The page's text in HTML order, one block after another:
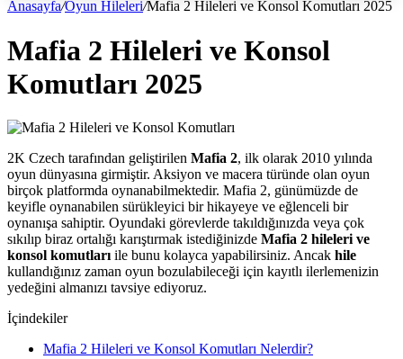
Anasayfa/Oyun Hileleri/Mafia 2 Hileleri ve Konsol Komutları 2025
Mafia 2 Hileleri ve Konsol
Komutları 2025
2K Czech tarafından geliştirilen Mafia 2, ilk olarak 2010 yılında
oyun dünyasına girmiştir. Aksiyon ve macera türünde olan oyun
birçok platformda oynanabilmektedir. Mafia 2, günümüzde de
keyifle oynanabilen sürükleyici bir hikayeye ve eğlenceli bir
oynanışa sahiptir. Oyundaki görevlerde takıldığınızda veya çok
sıkılıp biraz ortalığı karıştırmak istediğinizde Mafia 2 hileleri ve
konsol komutları ile bunu kolayca yapabilirsiniz. Ancak hile
kullandığınız zaman oyun bozulabileceği için kayıtlı ilerlemenizin
yedeğini almanızı tavsiye ediyoruz.
İçindekiler
Mafia 2 Hileleri ve Konsol Komutları Nelerdir?